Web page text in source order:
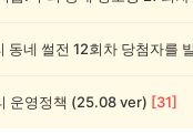
운영정책 (25.08 ver) [31]